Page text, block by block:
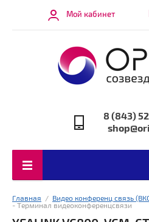
Мой кабинет
8 (843)
Главная
  /
Видео конференц связь
- Терминал видеоконференцсвязи